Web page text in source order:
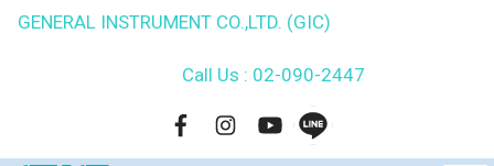
GENERAL INSTRUMENT CO.,LTD. (GIC)
Call Us : 02-090-2447